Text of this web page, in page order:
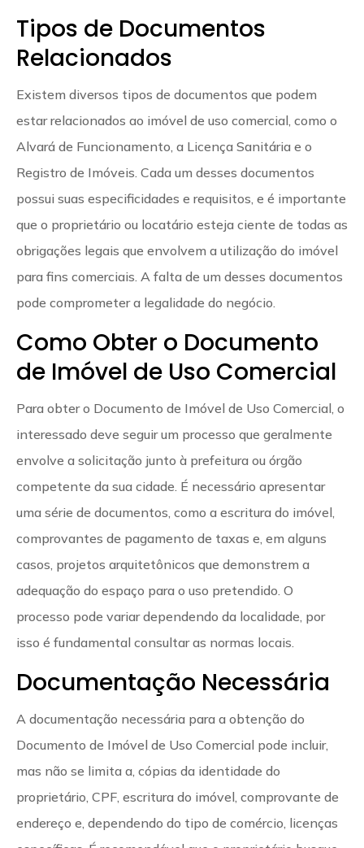
Tipos de Documentos
Relacionados
Existem diversos tipos de documentos que podem
estar relacionados ao imóvel de uso comercial, como o
Alvará de Funcionamento, a Licença Sanitária e o
Registro de Imóveis. Cada um desses documentos
possui suas especificidades e requisitos, e é importante
que o proprietário ou locatário esteja ciente de todas as
obrigações legais que envolvem a utilização do imóvel
para fins comerciais. A falta de um desses documentos
pode comprometer a legalidade do negócio.
Como Obter o Documento
de Imóvel de Uso Comercial
Para obter o Documento de Imóvel de Uso Comercial, o
interessado deve seguir um processo que geralmente
envolve a solicitação junto à prefeitura ou órgão
competente da sua cidade. É necessário apresentar
uma série de documentos, como a escritura do imóvel,
comprovantes de pagamento de taxas e, em alguns
casos, projetos arquitetônicos que demonstrem a
adequação do espaço para o uso pretendido. O
processo pode variar dependendo da localidade, por
isso é fundamental consultar as normas locais.
Documentação Necessária
A documentação necessária para a obtenção do
Documento de Imóvel de Uso Comercial pode incluir,
mas não se limita a, cópias da identidade do
proprietário, CPF, escritura do imóvel, comprovante de
endereço e, dependendo do tipo de comércio, licenças